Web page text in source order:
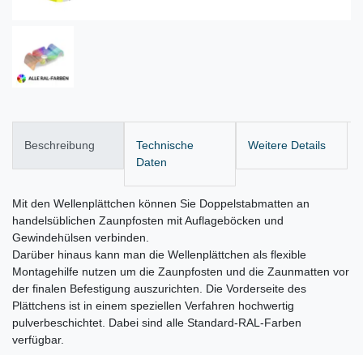
Beschreibung
Technische
Daten
Weitere Details
Mit den Wellenplättchen können Sie Doppelstabmatten an
handelsüblichen Zaunpfosten mit Auflageböcken und
Gewindehülsen verbinden.
Darüber hinaus kann man die Wellenplättchen als flexible
Montagehilfe nutzen um die Zaunpfosten und die Zaunmatten vor
der finalen Befestigung auszurichten. Die Vorderseite des
Plättchens ist in einem speziellen Verfahren hochwertig
pulverbeschichtet. Dabei sind alle Standard-RAL-Farben
verfügbar.